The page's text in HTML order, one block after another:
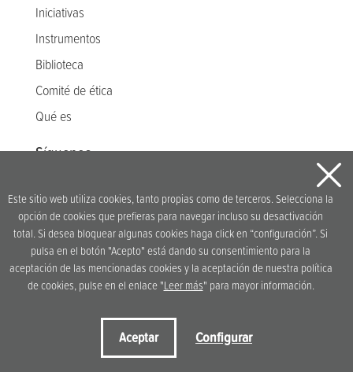
Iniciativas
Instrumentos
Biblioteca
Comité de ética
Qué es
Síguenos
Idea original y desarrollo
Este sitio web utiliza cookies, tanto propias como de terceros. Selecciona la
opción de cookies que prefieras para navegar incluso su desactivación
total. Si desea bloquear algunas cookies haga click en “configuración”. Si
pulsa en el botón "Acepto" está dando su consentimiento para la
aceptación de las mencionadas cookies y la aceptación de nuestra política
de cookies, pulse en el enlace "Leer más" para mayor información.
Aceptar Configurar